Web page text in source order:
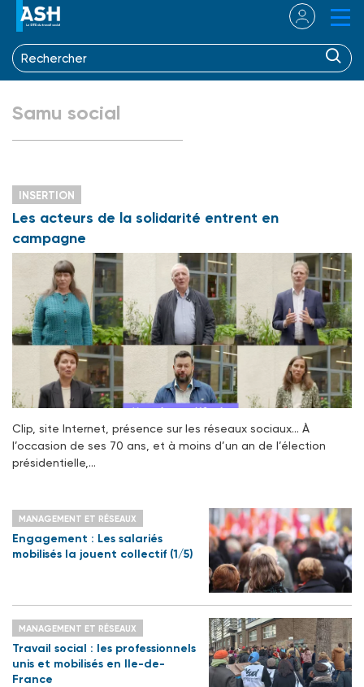
Samu social
INSERTION
Les acteurs de la solidarité entrent en
campagne
Clip, site Internet, présence sur les réseaux sociaux… À
l’occasion de ses 70 ans, et à moins d’un an de l’élection
présidentielle,…
MANAGEMENT ET RÉSEAUX
Engagement : Les salariés
mobilisés la jouent collectif (1/5)
MANAGEMENT ET RÉSEAUX
Travail social : les professionnels
unis et mobilisés en Ile-de-
France